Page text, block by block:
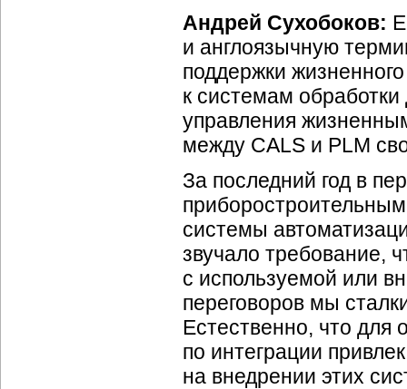
Андрей Сухобоков:
и англоязычную
поддержки
к системам
управления
между CALS и PLM
За последний год в
системы
звучало требование,
с используемой или
переговоров мы
Естественно, что для
по интеграции
на внедрении этих